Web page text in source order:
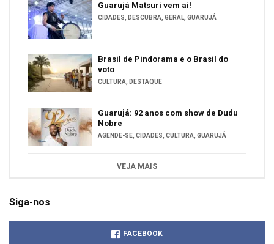
Guarujá Matsuri vem aí!
CIDADES, DESCUBRA, GERAL, GUARUJÁ
Brasil de Pindorama e o Brasil do
voto
CULTURA, DESTAQUE
Guarujá: 92 anos com show de Dudu
Nobre
AGENDE-SE, CIDADES, CULTURA, GUARUJÁ
VEJA MAIS
Siga-nos
FACEBOOK